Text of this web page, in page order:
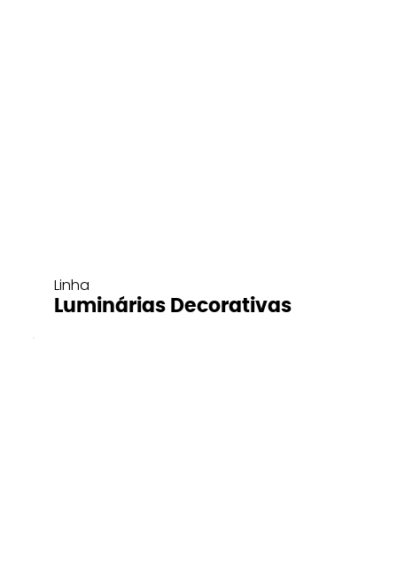
Linha
Luminárias Decorativas